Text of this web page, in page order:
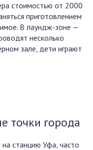
стоимостью от 2000
приготовлением
В лаундж-зоне —
несколько
зале, дети играют
точки города
станцию Уфа, часто